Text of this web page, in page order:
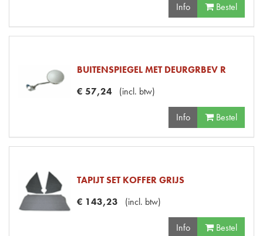
Info Bestel
BUITENSPIEGEL MET DEURGRBEV R
€ 57,24 (incl. btw)
Info Bestel
TAPIJT SET KOFFER GRIJS
€ 143,23 (incl. btw)
Info Bestel